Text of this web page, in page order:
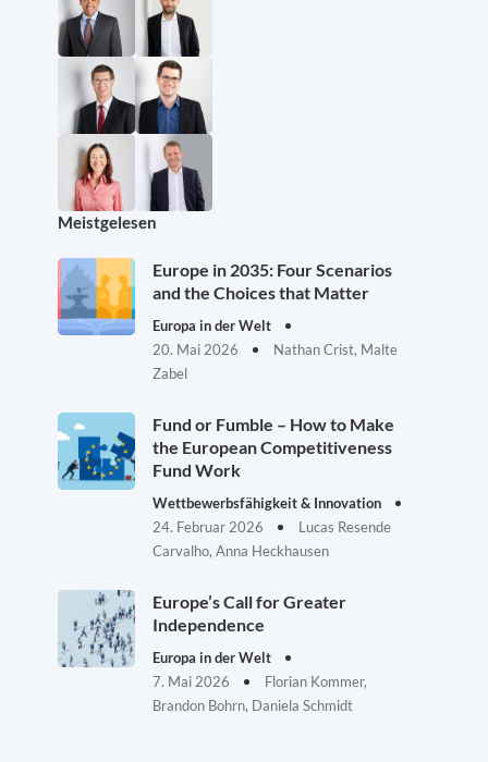
Meistgelesen
Europe in 2035: Four Scenarios
and the Choices that Matter
Europa in der Welt
20. Mai 2026
Nathan Crist, Malte
Zabel
Fund or Fumble – How to Make
the European Competitiveness
Fund Work
Wettbewerbsfähigkeit & Innovation
24. Februar 2026
Lucas Resende
Carvalho, Anna Heckhausen
Europe’s Call for Greater
Independence
Europa in der Welt
7. Mai 2026
Florian Kommer,
Brandon Bohrn, Daniela Schmidt